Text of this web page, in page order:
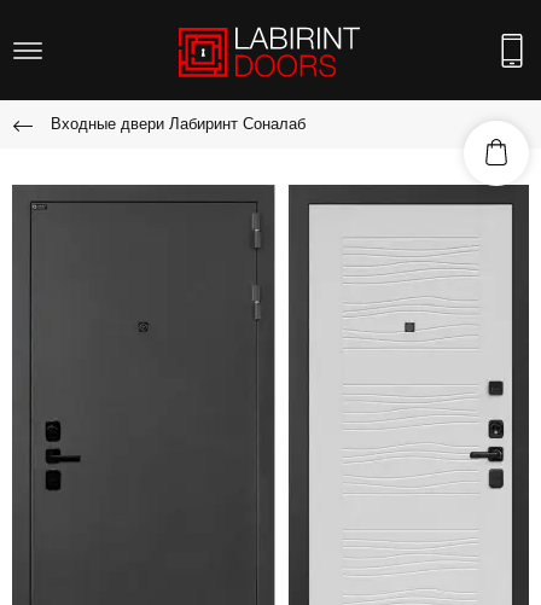
Входные двери Лабиринт Соналаб